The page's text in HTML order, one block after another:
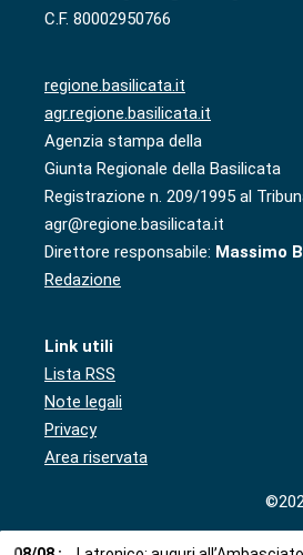
C.F. 80002950766
regione.basilicata.it
agr.regione.basilicata.it
Agenzia stampa della
Giunta Regionale della Basilicata
Registrazione n. 209/1995 al
agr@regione.basilicata.it
Direttore responsabile: Massimo
Redazione
Link utili
Lista RSS
Note legali
Privacy
Area riservata